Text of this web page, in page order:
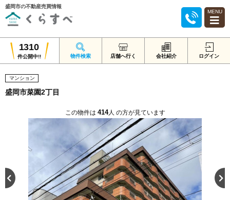
盛岡市の不動産売買情報
MENU
1310
件公開中!! 物件検索 店舗へ行く 会社紹介 ログイン
マンション
盛岡市菜園2丁目
この物件は 414人 の方が見ています